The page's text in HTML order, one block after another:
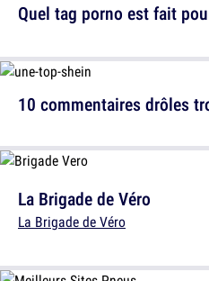
Quel tag porno est fait
La Brigade de Véro
La Brigade de Véro
10 commentaires drôles